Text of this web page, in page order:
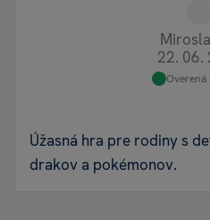
22. 06.
Overená
Úžasná hra pre rodiny s
drakov a pokémonov.